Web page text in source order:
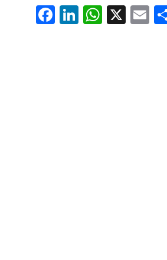
Fa
ce
Li
nk
W
ha
X E
m